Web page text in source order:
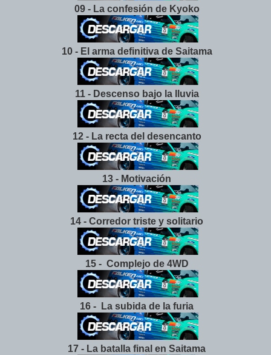
09 - La confesión de Kyoko
10 - El arma definitiva de Saitama
11 - Descenso bajo la lluvia
12 - La recta del desencanto
13 - Motivación
14 - Corredor triste y solitario
15 - Complejo de 4WD
16 - La subida de la furia
17 - La batalla final en Saitama